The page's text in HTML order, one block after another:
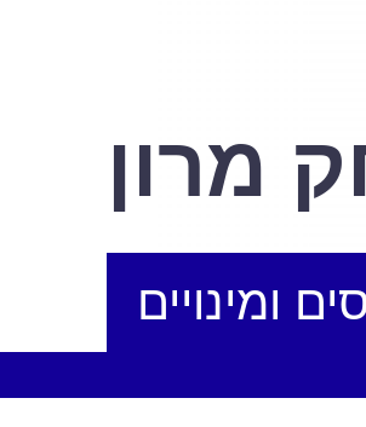
מרון
ומינויים